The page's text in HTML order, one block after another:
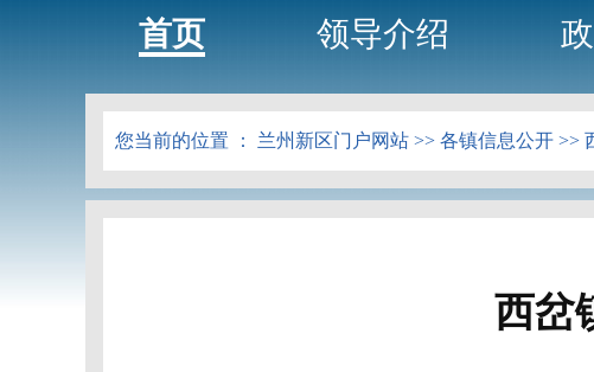
首页 领导介绍
您当前的位置 ： 兰州新区门户网站 >> 各镇信息公开 >>
西岔